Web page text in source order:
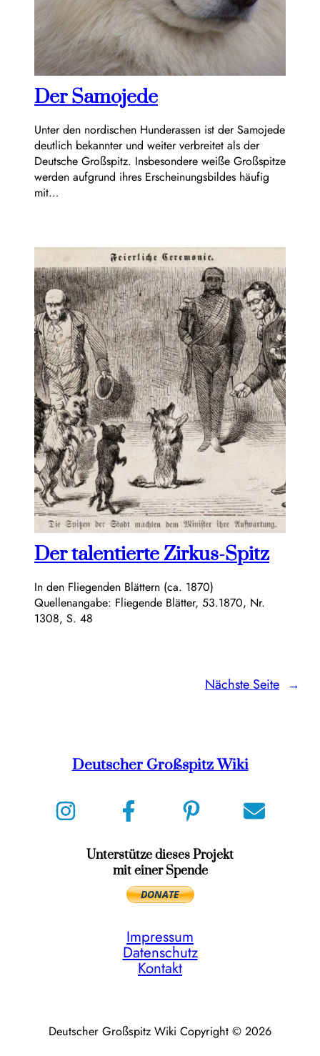
Der Samojede
Unter den nordischen Hunderassen ist der Samojede
deutlich bekannter und weiter verbreitet als der
Deutsche Großspitz. Insbesondere weiße Großspitze
werden aufgrund ihres Erscheinungsbildes häufig
mit…
Der talentierte Zirkus-Spitz
In den Fliegenden Blättern (ca. 1870)
Quellenangabe: Fliegende Blätter, 53.1870, Nr.
1308, S. 48
Nächste Seite →
Deutscher Großspitz Wiki
Unterstütze dieses Projekt
mit einer Spende
Impressum
Datenschutz
Kontakt
Deutscher Großspitz Wiki Copyright © 2026